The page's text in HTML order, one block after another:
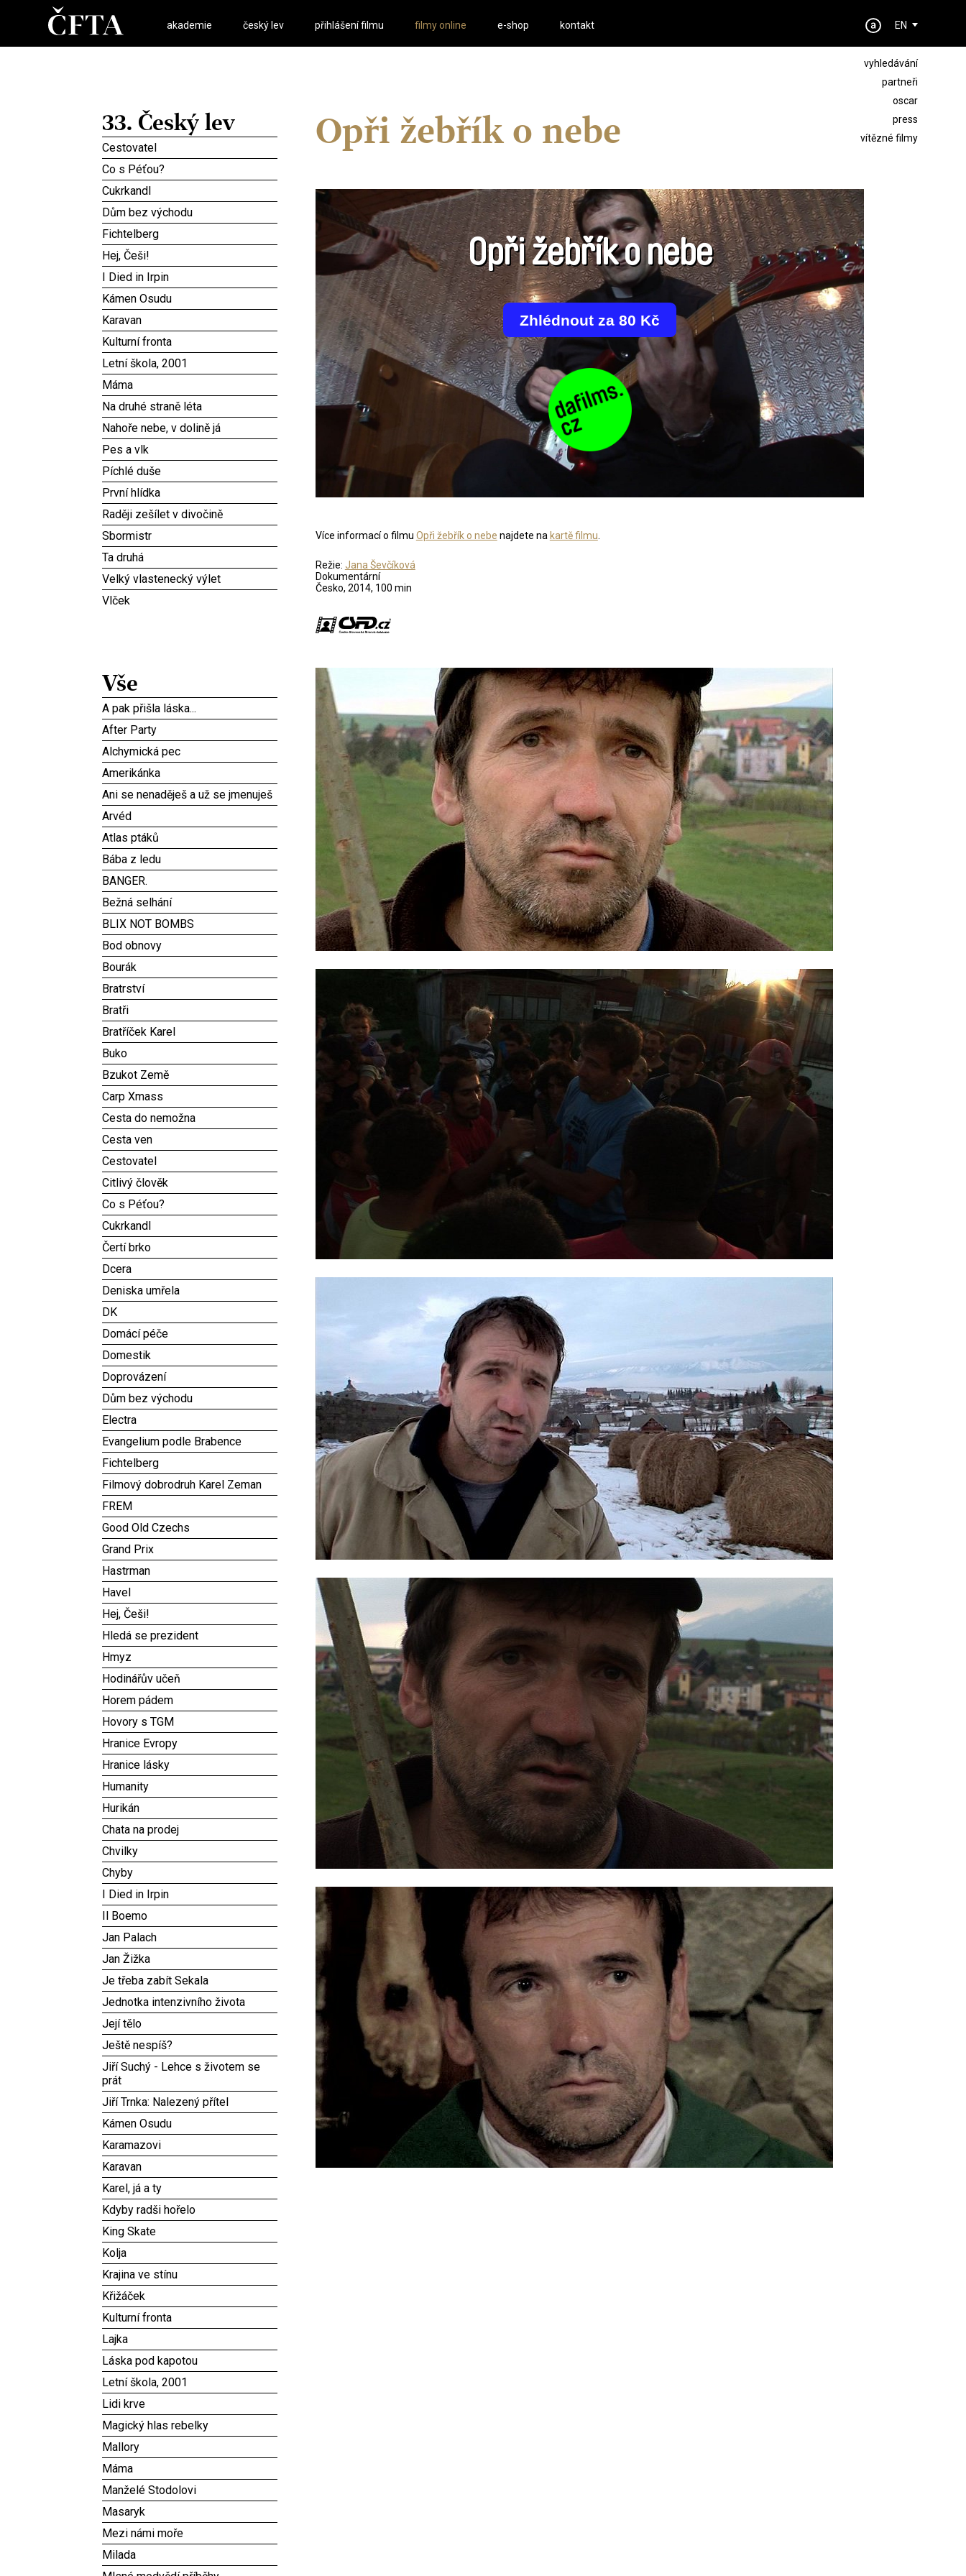
akademie český lev přihlášení filmu filmy online e-shop kontakt EN
vyhledávání
partneři
oscar
press
vítězné filmy
33. Český lev
Cestovatel
Co s Péťou?
Cukrkandl
Dům bez východu
Fichtelberg
Hej, Češi!
I Died in Irpin
Kámen Osudu
Karavan
Kulturní fronta
Letní škola, 2001
Máma
Na druhé straně léta
Nahoře nebe, v dolině já
Pes a vlk
Píchlé duše
První hlídka
Raději zešílet v divočině
Sbormistr
Ta druhá
Velký vlastenecký výlet
Vlček
Vše
A pak přišla láska...
After Party
Alchymická pec
Amerikánka
Ani se nenaděješ a už se jmenuješ
Arvéd
Atlas ptáků
Bába z ledu
BANGER.
Bežná selhání
BLIX NOT BOMBS
Bod obnovy
Bourák
Bratrství
Bratři
Bratříček Karel
Buko
Bzukot Země
Carp Xmass
Cesta do nemožna
Cesta ven
Cestovatel
Citlivý člověk
Co s Péťou?
Cukrkandl
Čertí brko
Dcera
Deniska umřela
DK
Domácí péče
Domestik
Doprovázení
Dům bez východu
Electra
Evangelium podle Brabence
Fichtelberg
Filmový dobrodruh Karel Zeman
FREM
Good Old Czechs
Grand Prix
Hastrman
Havel
Hej, Češi!
Hledá se prezident
Hmyz
Hodinářův učeň
Horem pádem
Hovory s TGM
Hranice Evropy
Hranice lásky
Humanity
Hurikán
Chata na prodej
Chvilky
Chyby
I Died in Irpin
Il Boemo
Jan Palach
Jan Žižka
Je třeba zabít Sekala
Jednotka intenzivního života
Její tělo
Ještě nespíš?
Jiří Suchý - Lehce s životem se
prát
Jiří Trnka: Nalezený přítel
Kámen Osudu
Karamazovi
Karavan
Karel, já a ty
Kdyby radši hořelo
King Skate
Kolja
Krajina ve stínu
Křižáček
Kulturní fronta
Lajka
Láska pod kapotou
Letní škola, 2001
Lidi krve
Magický hlas rebelky
Mallory
Máma
Manželé Stodolovi
Masaryk
Mezi námi moře
Milada
Opři žebřík o nebe
Více informací o filmu Opři žebřík o nebe najdete na kartě filmu
Režie: Jana Ševčíková
Dokumentární
Česko, 2014, 100 min